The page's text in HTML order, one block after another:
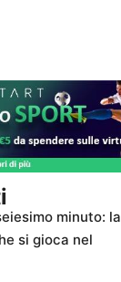
minuto: la
si gioca nel